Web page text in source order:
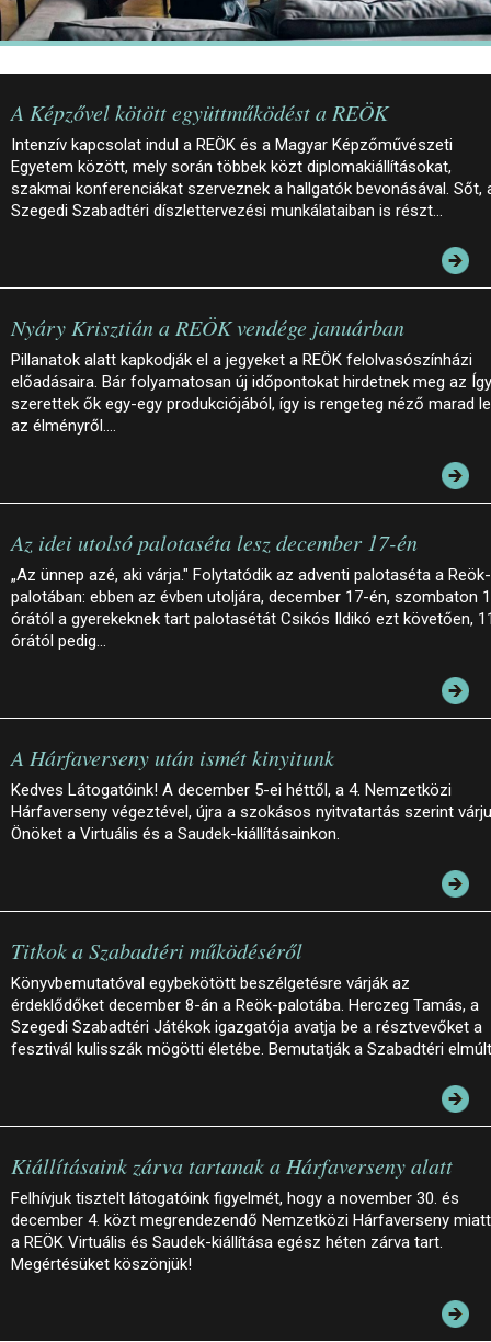
A Képzővel kötött együttműködést a REÖK
Intenzív kapcsolat indul a REÖK és a Magyar Képzőművészeti
Egyetem között, mely során többek közt diplomakiállításokat,
szakmai konferenciákat szerveznek a hallgatók bevonásával. Sőt,
Szegedi Szabadtéri díszlettervezési munkálataiban is részt…
Nyáry Krisztián a REÖK vendége januárban
Pillanatok alatt kapkodják el a jegyeket a REÖK felolvasószínházi
előadásaira. Bár folyamatosan új időpontokat hirdetnek meg az Így
szerettek ők egy-egy produkciójából, így is rengeteg néző marad le
az élményről.…
Az idei utolsó palotaséta lesz december 17-én
„Az ünnep azé, aki várja." Folytatódik az adventi palotaséta a Reök-
palotában: ebben az évben utoljára, december 17-én, szombaton
órától a gyerekeknek tart palotasétát Csikós Ildikó ezt követően,
órától pedig…
A Hárfaverseny után ismét kinyitunk
Kedves Látogatóink! A december 5-ei héttől, a 4. Nemzetközi
Hárfaverseny végeztével, újra a szokásos nyitvatartás szerint
Önöket a Virtuális és a Saudek-kiállításainkon.
Titkok a Szabadtéri működéséről
Könyvbemutatóval egybekötött beszélgetésre várják az
érdeklődőket december 8-án a Reök-palotába. Herczeg Tamás, a
Szegedi Szabadtéri Játékok igazgatója avatja be a résztvevőket a
fesztivál kulisszák mögötti életébe. Bemutatják a Szabadtéri
Kiállításaink zárva tartanak a Hárfaverseny alatt
Felhívjuk tisztelt látogatóink figyelmét, hogy a november 30. és
december 4. közt megrendezendő Nemzetközi Hárfaverseny miatt
a REÖK Virtuális és Saudek-kiállítása egész héten zárva tart.
Megértésüket köszönjük!